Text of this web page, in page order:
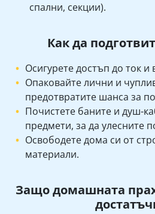
спални, секции).
Как да
Осигурете достъп до ток и
Опаковайте лични и
предотвратите шанса за
Почистете баните и душ-
предмети, за да улесните
Освободете дома си от
материали.
Защо домашната